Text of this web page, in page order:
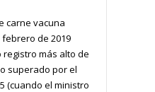
carne vacuna
de 2019
más alto de
superado por el
(cuando el ministro